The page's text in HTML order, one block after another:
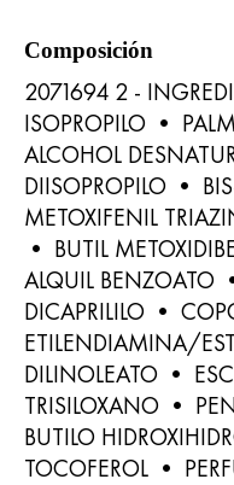
Composición
2071694 2 -
ISOPROPILO •
ALCOHOL
DIISOPROPILO •
METOXIFENIL
• BUTIL
ALQUIL BENZOATO
DICAPRILILO •
ETILENDIAMINA/
DILINOLEATO •
TRISILOXANO •
BUTILO
TOCOFEROL •